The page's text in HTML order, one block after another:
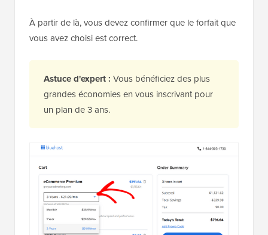
À partir de là, vous devez confirmer que le forfait que
vous avez choisi est correct.
Astuce d'expert : Vous bénéficiez des plus
grandes économies en vous inscrivant pour
un plan de 3 ans.